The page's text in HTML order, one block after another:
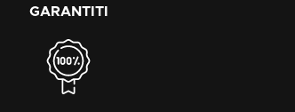
GARANTITI